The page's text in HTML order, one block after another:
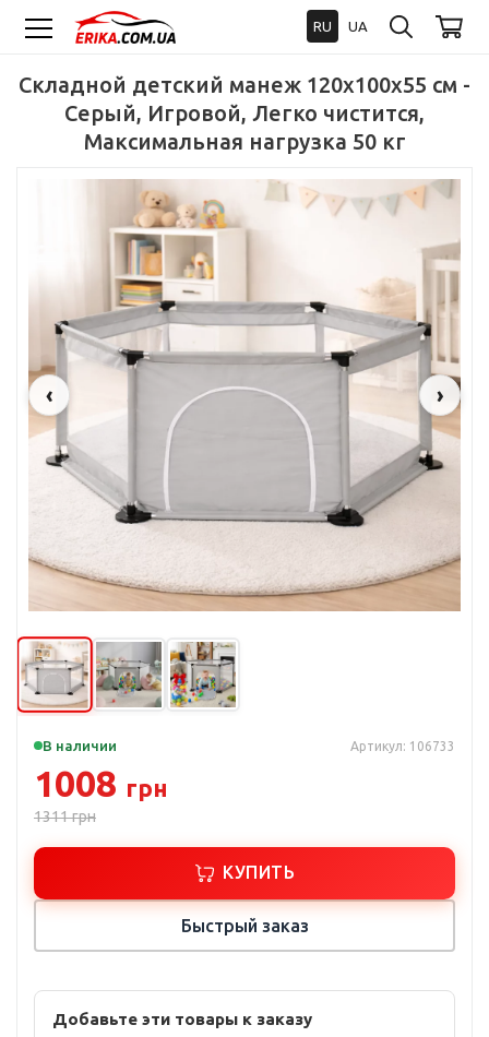
RU UA
Складной детский манеж 120x100x55 см -
Серый, Игровой, Легко чистится,
Максимальная нагрузка 50 кг
‹ ›
В наличии Артикул: 106733
1008 грн
1311грн
КУПИТЬ
Быстрый заказ
Добавьте эти товары к заказу